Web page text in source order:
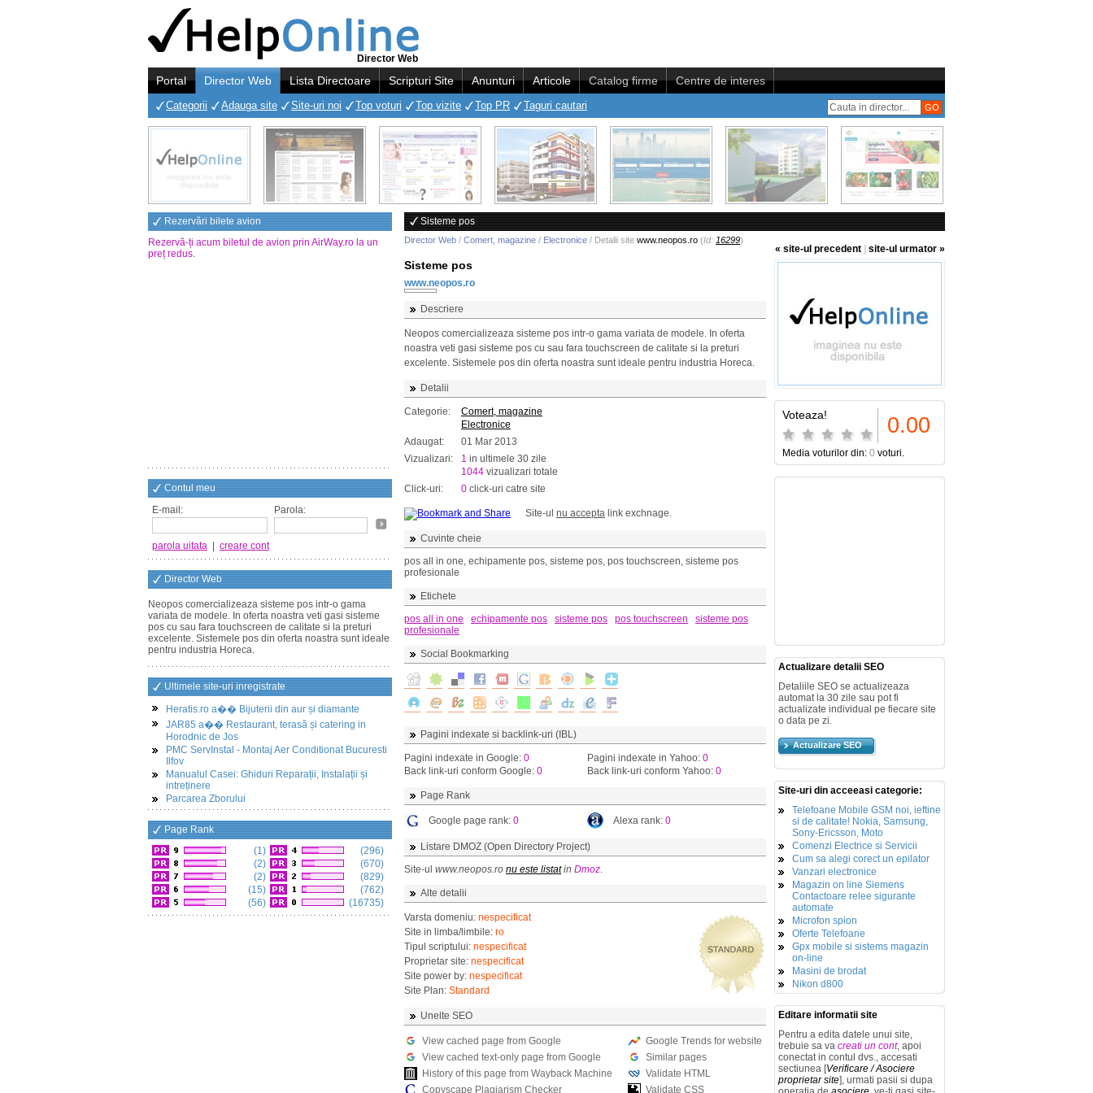
Director Web
Portal Director Web Lista Directoare Scripturi Site Anunturi Articole Catalog firme Centre de interes
Categorii Adauga site Site-uri noi Top voturi Top vizite Top PR Taguri cautari
Rezervări bilete avion
Rezervă-ți acum biletul de avion prin AirWay.ro la un
preț redus.
Contul meu
E-mail:
Parola:
parola uitata creare cont
Director Web
Neopos comercializeaza sisteme pos intr-o gama
variata de modele. In oferta noastra veti gasi sisteme
pos cu sau fara touchscreen de calitate si la preturi
excelente. Sistemele pos din oferta noastra sunt ideale
pentru industria Horeca.
Ultimele site-uri inregistrate
Heratis.ro a�� Bijuterii din aur și diamante
JAR85 a�� Restaurant, terasă și catering in
Horodnic de Jos
PMC ServInstal - Montaj Aer Conditionat Bucuresti
Ilfov
Manualul Casei: Ghiduri Reparații, Instalații și
intreținere
Parcarea Zborului
Page Rank
(1)
(2)
(2)
(15)
(56)
(296)
(670)
(829)
(762)
(16735)
Sisteme pos
Director Web / Comert, magazine / Electronice / Detalii site www.neopos.ro (Id: 16299)
« site-ul precedent site-ul urmator »
Sisteme pos
www.neopos.ro
Descriere
Neopos comercializeaza sisteme pos intr-o gama variata de modele. In oferta
noastra veti gasi sisteme pos cu sau fara touchscreen de calitate si la preturi
excelente. Sistemele pos din oferta noastra sunt ideale pentru industria Horeca.
Detalii
Categorie:
Comert, magazine
Electronice
Adaugat:
01 Mar 2013
Vizualizari:
1 in ultimele 30 zile
1044 vizualizari totale
Click-uri:
0 click-uri catre site
Site-ul nu accepta link exchnage.
Cuvinte cheie
pos all in one, echipamente pos, sisteme pos, pos touchscreen, sisteme pos
profesionale
Etichete
pos all in one
echipamente pos sisteme pos pos touchscreen
sisteme pos
profesionale
Social Bookmarking
Pagini indexate si backlink-uri (IBL)
Pagini indexate in Google: 0
Back link-uri conform Google: 0
Pagini indexate in Yahoo: 0
Back link-uri conform Yahoo: 0
Page Rank
Google page rank: 0 Alexa rank: 0
Listare DMOZ (Open Directory Project)
Site-ul www.neopos.ro nu este listatin Dmoz.
Alte detalii
Varsta domeniu: nespecificat
Site in limba/limbile: ro
Tipul scriptului: nespecificat
Proprietar site: nespecificat
Site power by: nespecificat
Site Plan: Standard
Unelte SEO
View cached page from Google
View cached text-only page from Google
History of this page from Wayback Machine
Copyscape Plagiarism Checker
Google Trends for website
Similar pages
Validate HTML
Validate CSS
Voteaza! 0.00
Media voturilor din: 0 voturi.
Actualizare detalii SEO
Detaliile SEO se actualizeaza
automat la 30 zile sau pot fi
actualizate individual pe fiecare site
o data pe zi.
Actualizare SEO
Site-uri din acceeasi categorie:
Telefoane Mobile GSM noi, ieftine
si de calitate! Nokia, Samsung,
Sony-Ericsson, Moto
Comenzi Electrice si Servicii
Cum sa alegi corect un epilator
Vanzari electronice
Magazin on line Siemens
Contactoare relee sigurante
automate
Microfon spion
Oferte Telefoane
Gpx mobile si sistems magazin
on-line
Masini de brodat
Nikon d800
Editare informatii site
Pentru a edita datele unui site,
trebuie sa va creati un cont, apoi
conectat in contul dvs., accesati
sectiunea [Verificare / Asociere
proprietar site], urmati pasii si dupa